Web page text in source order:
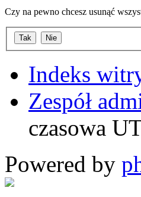
Czy na pewno chcesz usunąć
Indeks
Zespół
czasowa
Powered by